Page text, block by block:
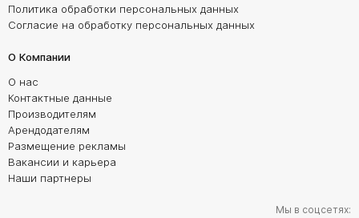
Политика обработки персональных данных
Согласие на обработку персональных данных
О Компании
О нас
Контактные данные
Производителям
Арендодателям
Размещение рекламы
Вакансии и карьера
Наши партнеры
Мы в соцсетях: